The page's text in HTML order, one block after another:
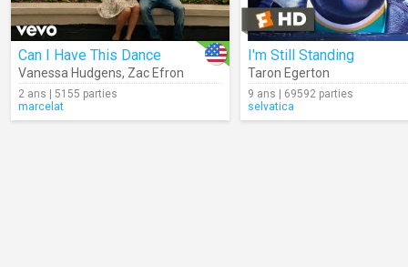
Can I Have This Dance
Vanessa Hudgens, Zac Efron
2 ans | 5155 parties
marcelat
I'm Still Standing
Taron Egerton
9 ans | 69592 parties
selvatica